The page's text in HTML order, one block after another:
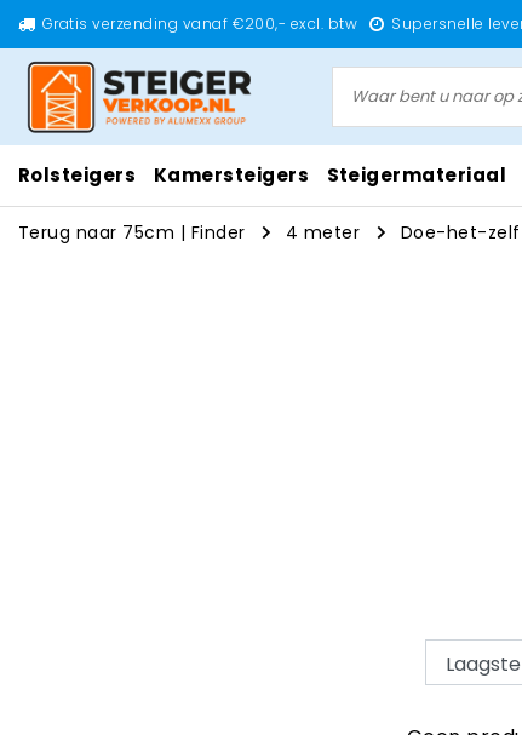
Gratis verzending vanaf €200,- excl. btw Supersnelle
Rolsteigers Kamersteigers Steigermateriaal
Terug naar 75cm | Finder 4 meter Doe-het-zelf